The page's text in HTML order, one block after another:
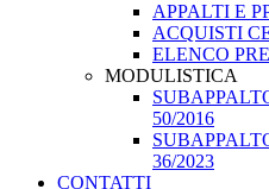
APPALTI E
ACQUISTI
ELENCO
MODULISTICA
50/2016
36/2023
CONTATTI